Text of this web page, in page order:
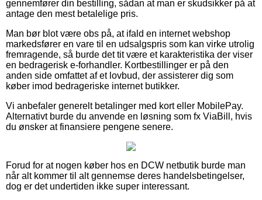
gennemfører din bestilling, sådan at man er skudsikker på at
antage den mest betalelige pris.
Man bør blot være obs på, at ifald en internet webshop
markedsfører en vare til en udsalgspris som kan virke utrolig
fremragende, så burde det tit være et karakteristika der viser
en bedragerisk e-forhandler. Kortbestillinger er på den
anden side omfattet af et lovbud, der assisterer dig som
køber imod bedrageriske internet butikker.
Vi anbefaler generelt betalinger med kort eller MobilePay.
Alternativt burde du anvende en løsning som fx ViaBill, hvis
du ønsker at finansiere pengene senere.
Forud for at nogen køber hos en DCW netbutik burde man
når alt kommer til alt gennemse deres handelsbetingelser,
dog er det undertiden ikke super interessant.